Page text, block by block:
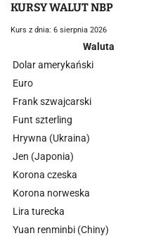
KURSY WALUT NBP
Kurs z dnia: 6 sierpnia 2026
Waluta
Dolar amerykański
Euro
Frank szwajcarski
Funt szterling
Hrywna (Ukraina)
Jen (Japonia)
Korona czeska
Korona norweska
Lira turecka
Yuan renminbi (Chiny)